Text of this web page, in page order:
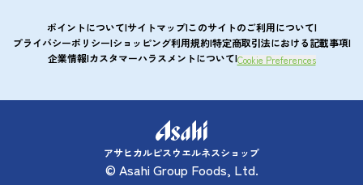
ポイントについて サイトマップこのサイトのご利用について
プライバシーポリシー ショッピング利用規約特定商取引法における記載事項
企業情報カスタマーハラスメントについて Cookie Preferences
アサヒカルピスウエルネスショップ
© Asahi Group Foods, Ltd.